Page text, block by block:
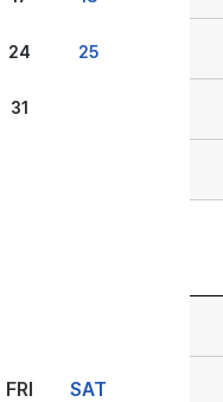
24 25
31
FRI SAT